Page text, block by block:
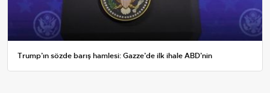
Trump’ın sözde barış hamlesi: Gazze’de ilk ihale ABD’nin